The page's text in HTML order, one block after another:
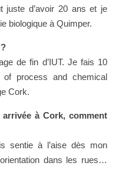
juste d’avoir 20 ans et je
biologique à Quimper.
de fin d’IUT. Je fais 10
process and chemical
Cork.
à Cork, comment
sentie à l’aise dès mon
dans les rues…